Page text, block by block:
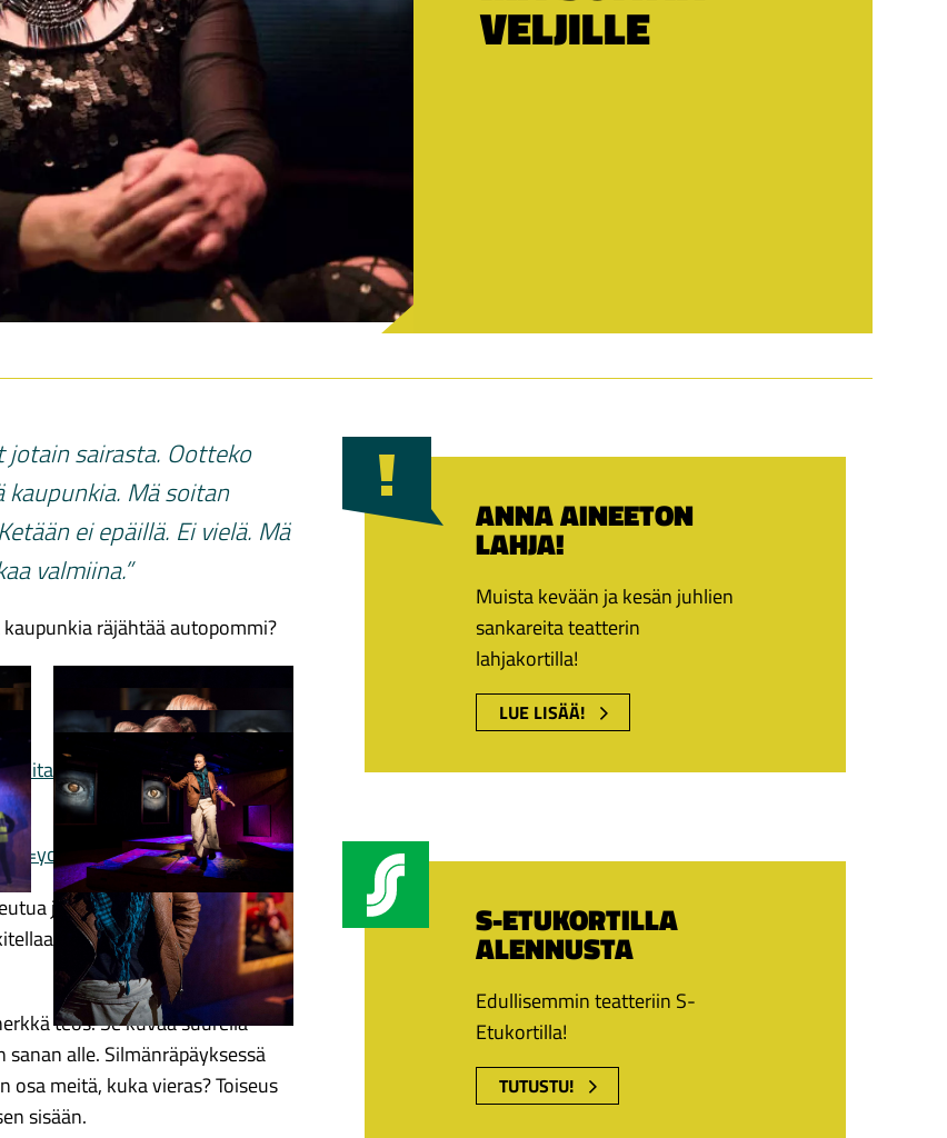
VELJILLE
jotain sairasta. Ootteko
kaupunkia. Mä soitan
ei epäillä. Ei vielä. Mä
valmiina.”
räjähtää autopommi?
.
joukkoon – mutta entä jos
silmänräpäyksessä
teos. Se kuvaa suurella
alle. Silmänräpäyksessä
osa meitä, kuka vieras? Toiseus
sisään.
ANNA AINEETON
LAHJA!
Muista kevään ja kesän juhlien
sankareita teatterin
lahjakortilla!
LUE LISÄÄ!
S-ETUKORTILLA
ALENNUSTA
Edullisemmin teatteriin S-
Etukortilla!
TUTUSTU!